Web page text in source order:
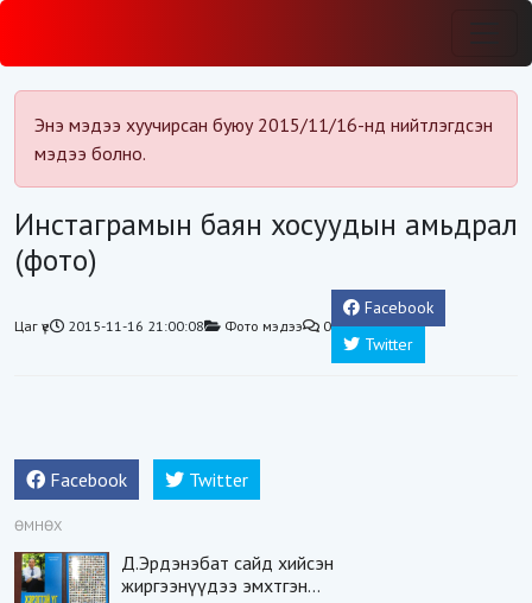
Энэ мэдээ хуучирсан буюу 2015/11/16-нд нийтлэгдсэн
мэдээ болно.
Инстаграмын баян хосуудын амьдрал
(фото)
Цаг үе 2015-11-16 21:00:08 Фото мэдээ 0
Facebook
Twitter
Facebook Twitter
ӨМНӨХ
Д.Эрдэнэбат сайд хийсэн
жиргээнүүдээ эмхтгэн